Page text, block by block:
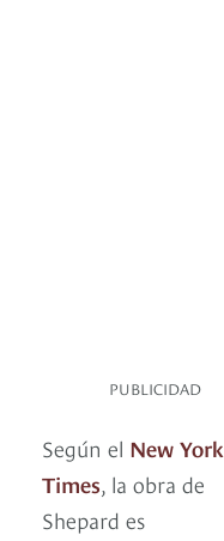
PUBLICIDAD
Según el New York
Times, la obra de
Shepard es